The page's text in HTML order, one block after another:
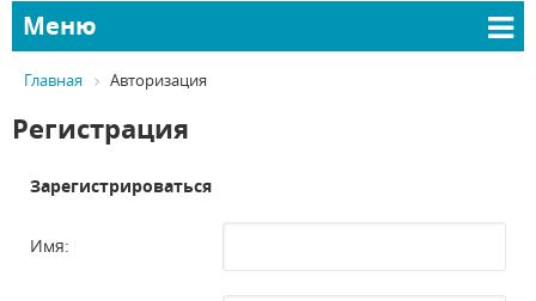
Меню
Главная Авторизация
Регистрация
Зарегистрироваться
Имя: